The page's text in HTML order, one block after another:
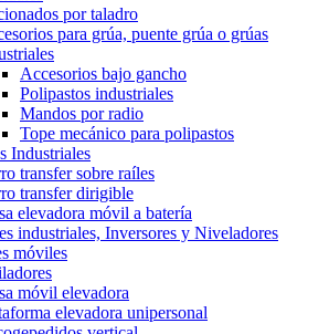
por taladro
para grúa, puente grúa o grúas
Accesorios bajo gancho
Polipastos industriales
Mandos por radio
Tope mecánico para polipastos
Industriales
transfer sobre raíles
transfer dirigible
elevadora móvil a batería
industriales, Inversores y Niveladores
móviles
móvil elevadora
elevadora unipersonal